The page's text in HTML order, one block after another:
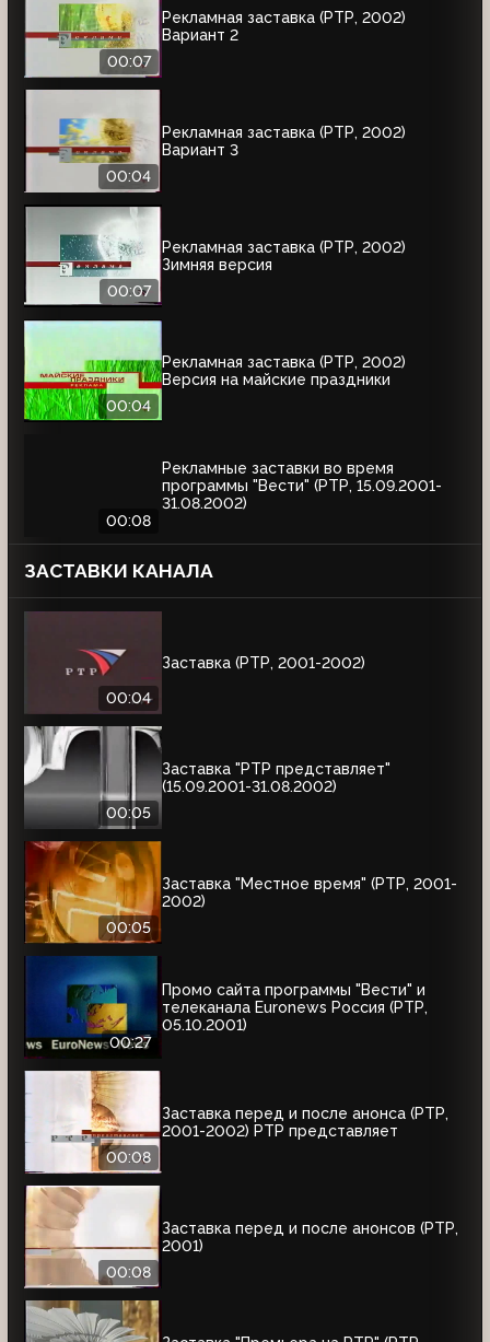
00:07
Рекламная заставка (РТР, 2002)
Вариант 2
00:04
Рекламная заставка (РТР, 2002)
Вариант 3
00:07
Рекламная заставка (РТР, 2002)
Зимняя версия
00:04
Рекламная заставка (РТР, 2002)
Версия на майские праздники
00:08
Рекламные заставки во время
программы "Вести" (РТР, 15.09.2001-
31.08.2002)
ЗАСТАВКИ КАНАЛА
00:04
Заставка (РТР, 2001-2002)
00:05
Заставка "РТР представляет"
(15.09.2001-31.08.2002)
00:05
Заставка "Местное время" (РТР, 2001-
2002)
00:27
Промо сайта программы "Вести" и
телеканала Euronews Россия (РТР,
05.10.2001)
00:08
Заставка перед и после анонса (РТР,
2001-2002) РТР представляет
00:08
Заставка перед и после анонсов (РТР,
2001)